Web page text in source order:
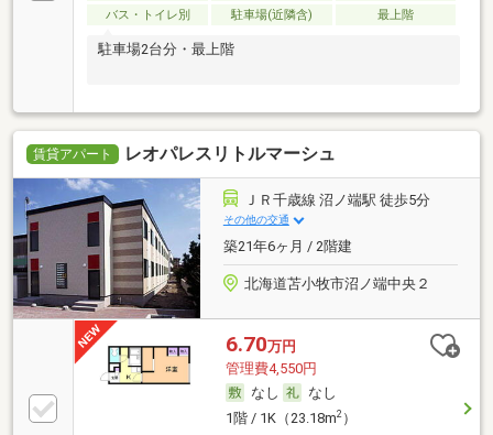
バス・トイレ別
駐車場(近隣含) 最上階
駐車場2台分・最上階
賃貸アパート レオパレスリトルマーシュ
ＪＲ千歳線 沼ノ端駅 徒歩5分
その他の交通
築21年6ヶ月 / 2階建
北海道苫小牧市沼ノ端中央２
6.70万円
管理費4,550円
なし
なし
1階 / 1K（23.18m2）